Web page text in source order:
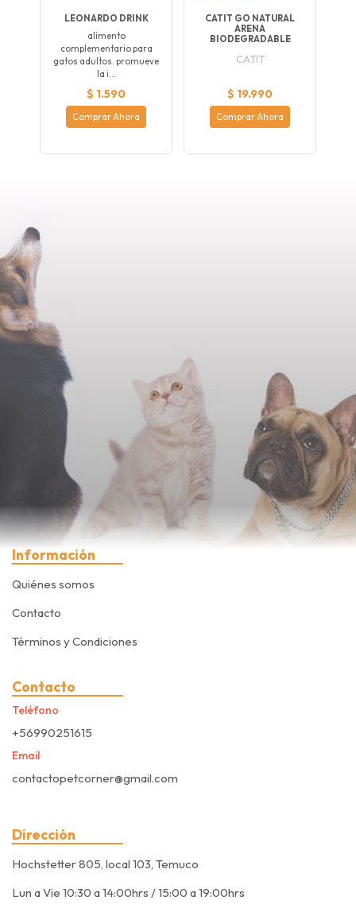
LEONARDO DRINK
alimento
complementario para
gatos adultos. promueve
la i...
$ 1.590
Comprar Ahora
CATIT GO NATURAL
ARENA
BIODEGRADABLE
CATIT
$ 19.990
Comprar Ahora
Información
Quiénes somos
Contacto
Términos y Condiciones
Contacto
Teléfono
+56990251615
Email
contactopetcorner@gmail.com
Dirección
Hochstetter 805, local 103, Temuco
Lun a Vie 10:30 a 14:00hrs / 15:00 a 19:00hrs